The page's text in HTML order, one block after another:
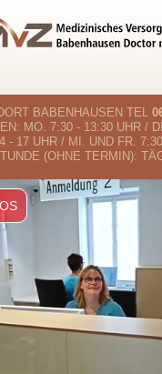
BABENHAUSEN TEL
MO. 7:30 - 13:30 UHR /
- 17 UHR / MI. UND FR.
(OHNE TERMIN):